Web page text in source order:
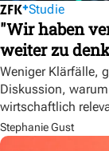
Studie
"Wir haben
weiter zu
Weniger Klärfälle,
Diskussion,
wirtschaftlich
Stephanie Gust